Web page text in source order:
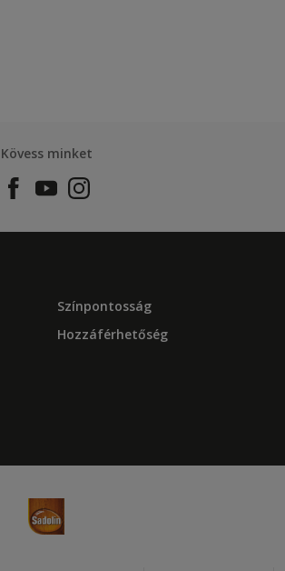
Kövess minket
Színpontosság
Hozzáférhetőség